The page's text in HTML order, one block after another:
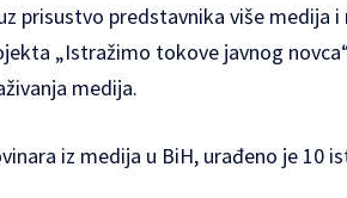
prisustvo predstavnika više medija i
„Istražimo tokove javnog
medija.
iz medija u BiH, urađeno je 10